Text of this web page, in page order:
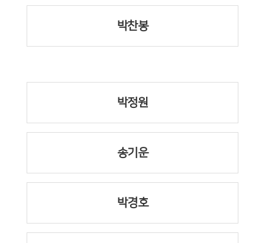
박찬봉
박정원
송기운
박경호